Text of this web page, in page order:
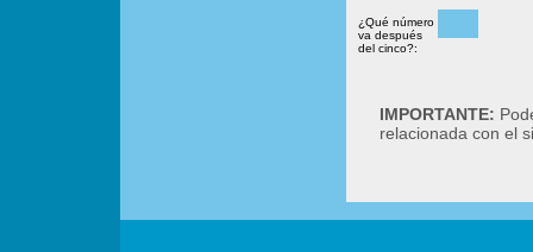
¿Qué número
va después
del cinco?:
IMPORTANTE:
relacionada con el